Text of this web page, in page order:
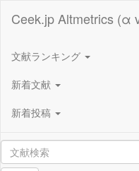
Ceek.jp Altmetrics (α
文献ランキング
新着文献
新着投稿